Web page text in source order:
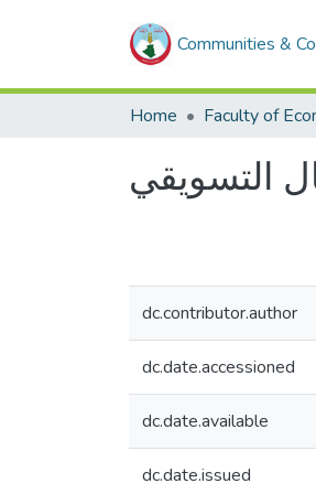
Communities &
Home
التسويقي
dc.contributor.author
dc.date.accessioned
dc.date.available
dc.date.issued